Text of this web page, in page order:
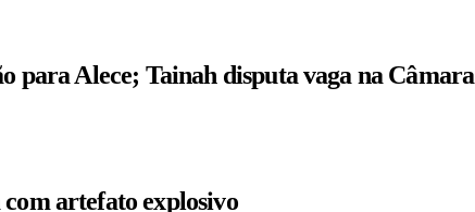
para Alece; Tainah disputa vaga na Câmara
artefato explosivo